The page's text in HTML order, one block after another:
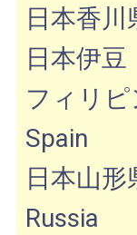
日本香川
日本伊豆
フィリ
Spain
日本山形
Russia